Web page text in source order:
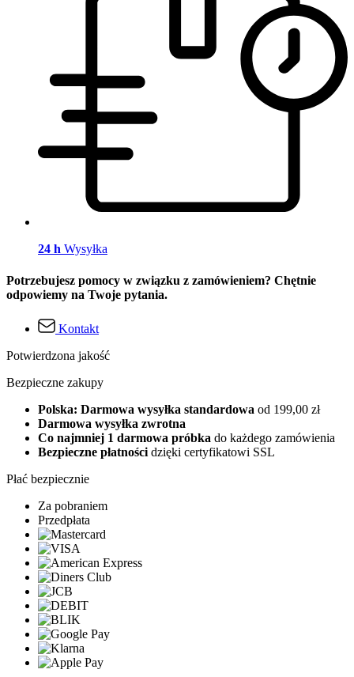
24 h Wysyłka
Potrzebujesz pomocy w związku z zamówieniem? Chętnie
odpowiemy na Twoje pytania.
Kontakt
Potwierdzona jakość
Bezpieczne zakupy
Polska: Darmowa wysyłka standardowa od 199,00 zł
Darmowa wysyłka zwrotna
Co najmniej 1 darmowa próbka do każdego zamówienia
Bezpieczne płatności dzięki certyfikatowi SSL
Płać bezpiecznie
Za pobraniem
Przedpłata